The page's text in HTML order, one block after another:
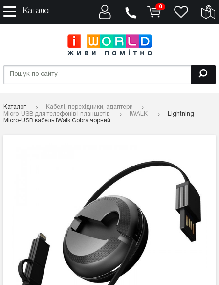
Каталог
0
Каталог
Кабелі, перехідники, адаптери
Micro-USB для телефонів і планшетів
IWALK
Lightning +
Micro-USB кабель iWalk Cobra чорний